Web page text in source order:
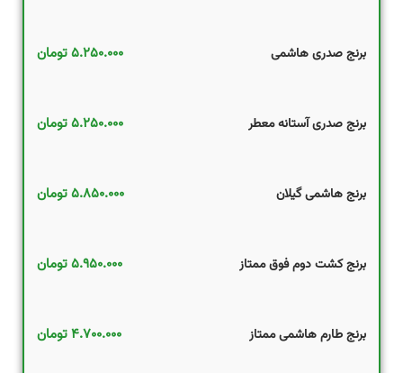
برنج صدری هاشمی ۵.۲۵۰.۰۰۰تومان
برنج صدری آستانه معطر ۵.۲۵۰.۰۰۰تومان
برنج هاشمی گیلان ۵.۸۵۰.۰۰۰تومان
برنج کشت دوم فوق ممتاز ۵.۹۵۰.۰۰۰تومان
برنج طارم هاشمی ممتاز ۴.۷۰۰.۰۰۰تومان